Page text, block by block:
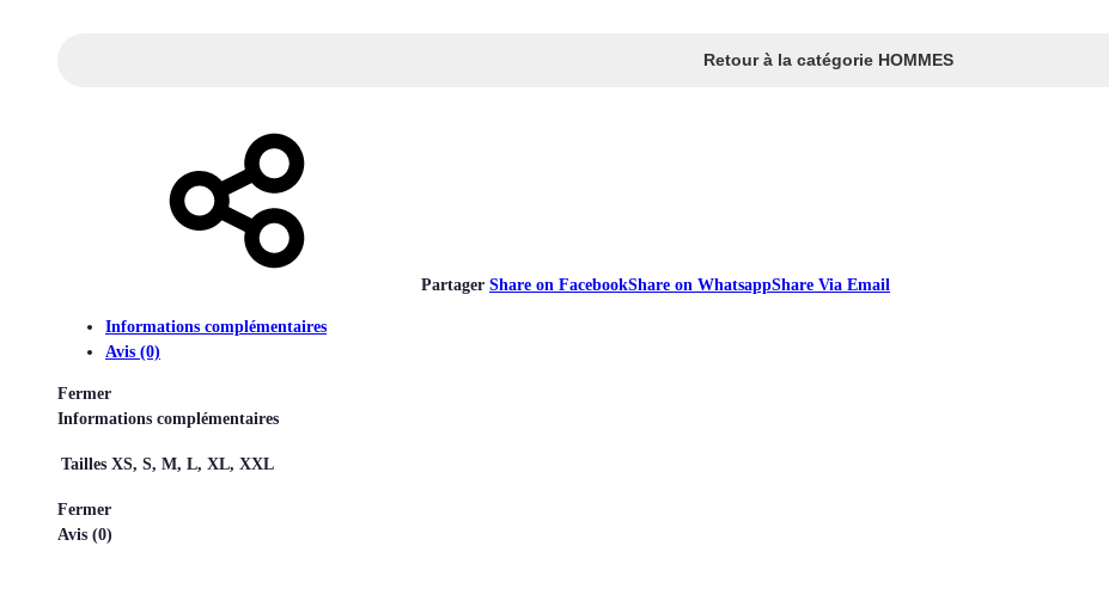
Retour à la catégorie HOMMES
Partager Share on FacebookShare on WhatsappShare Via Email
Informations complémentaires
Avis (0)
Fermer
Informations complémentaires
Tailles XS, S, M, L, XL, XXL
Fermer
Avis (0)